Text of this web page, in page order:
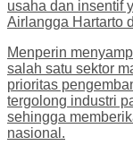
usaha dan insentif
Airlangga Hartarto
Menperin
salah satu sektor
prioritas
tergolong industri
sehingga
nasional.